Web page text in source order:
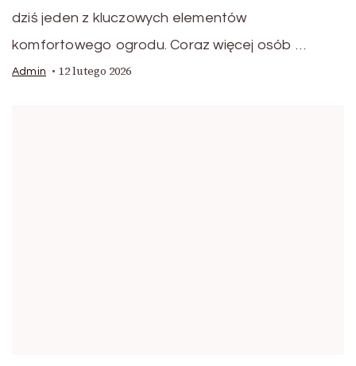
dziś jeden z kluczowych elementów
komfortowego ogrodu. Coraz więcej osób …
Admin 12 lutego 2026